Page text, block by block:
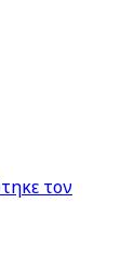
τον